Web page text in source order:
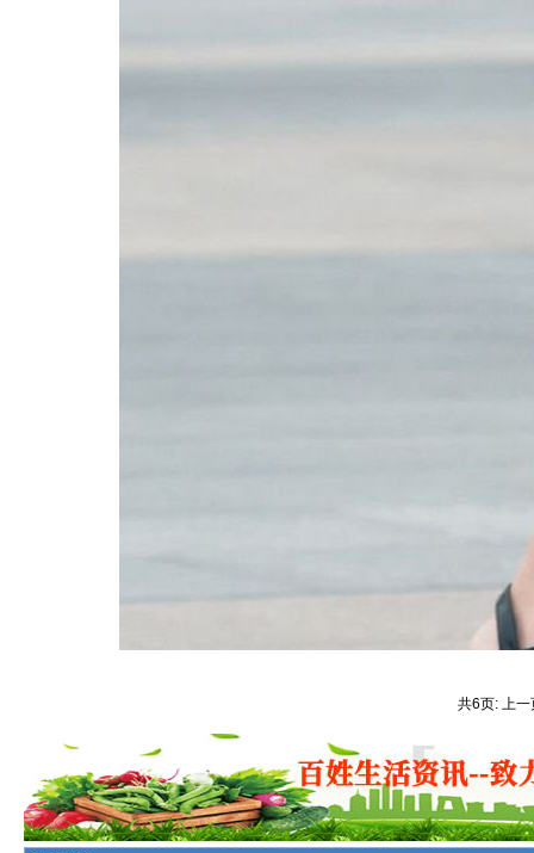
共6页: 上